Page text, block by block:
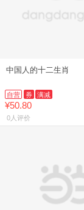
中国人的十二生肖
自营 券 满减
¥50.80
0人评价